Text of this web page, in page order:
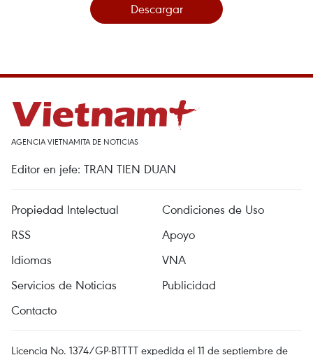
Descargar
AGENCIA VIETNAMITA DE NOTICIAS
Editor en jefe: TRAN TIEN DUAN
Propiedad Intelectual
Condiciones de Uso
RSS
Apoyo
Idiomas
VNA
Servicios de Noticias
Publicidad
Contacto
Licencia No. 1374/GP-BTTTT expedida el 11 de septiembre de